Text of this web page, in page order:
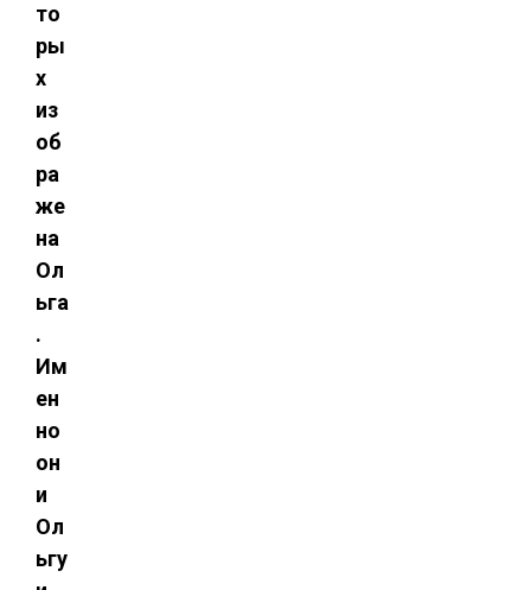
то
ры
х
из
об
ра
же
на
Ол
ьга
.
Им
ен
но
он
и
Ол
ьгу